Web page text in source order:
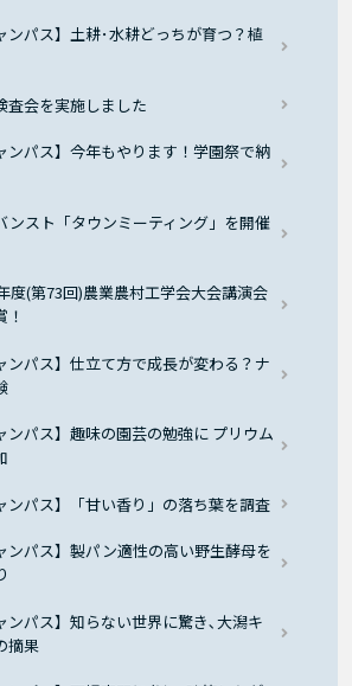
ンパス】土耕･水耕どっちが育つ？植
査会を実施しました
ンパス】今年もやります！学園祭で納
ンスト「タウンミーティング」を開催
度(第73回)農業農村工学会大会講演会
ンパス】仕立て方で成長が変わる？ナ
ンパス】趣味の園芸の勉強に プリウム
ンパス】「甘い香り」の落ち葉を調査
ンパス】製パン適性の高い野生酵母を
ンパス】知らない世界に驚き､大潟キ
摘果